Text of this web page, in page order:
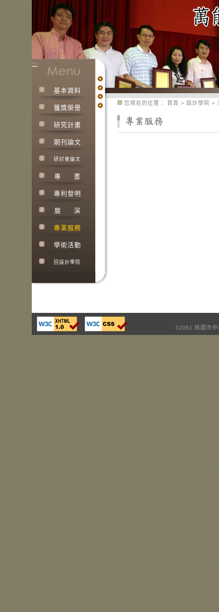
:::
基本資料
獲獎榮譽
研究計畫
期刊論文
研討會論文
專 書
專利發明
展 演
專業服務
學術活動
回設計學院
您現在的位置： 首頁 > 設計學院 >
32061 桃園市